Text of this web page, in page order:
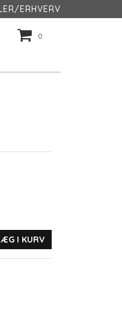
ERHVERV
0
I KURV